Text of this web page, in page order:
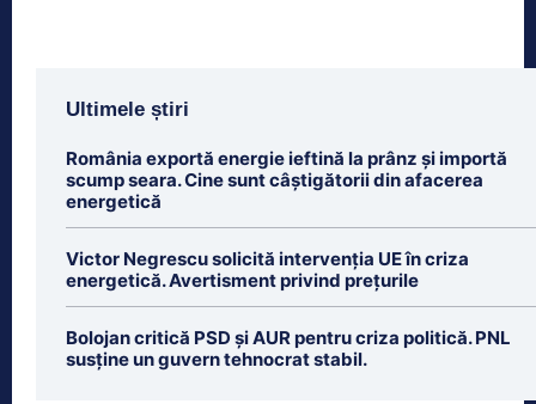
Ultimele știri
România exportă energie ieftină la prânz și importă
scump seara. Cine sunt câștigătorii din afacerea
energetică
Victor Negrescu solicită intervenția UE în criza
energetică. Avertisment privind prețurile
Bolojan critică PSD și AUR pentru criza politică. PNL
susține un guvern tehnocrat stabil.